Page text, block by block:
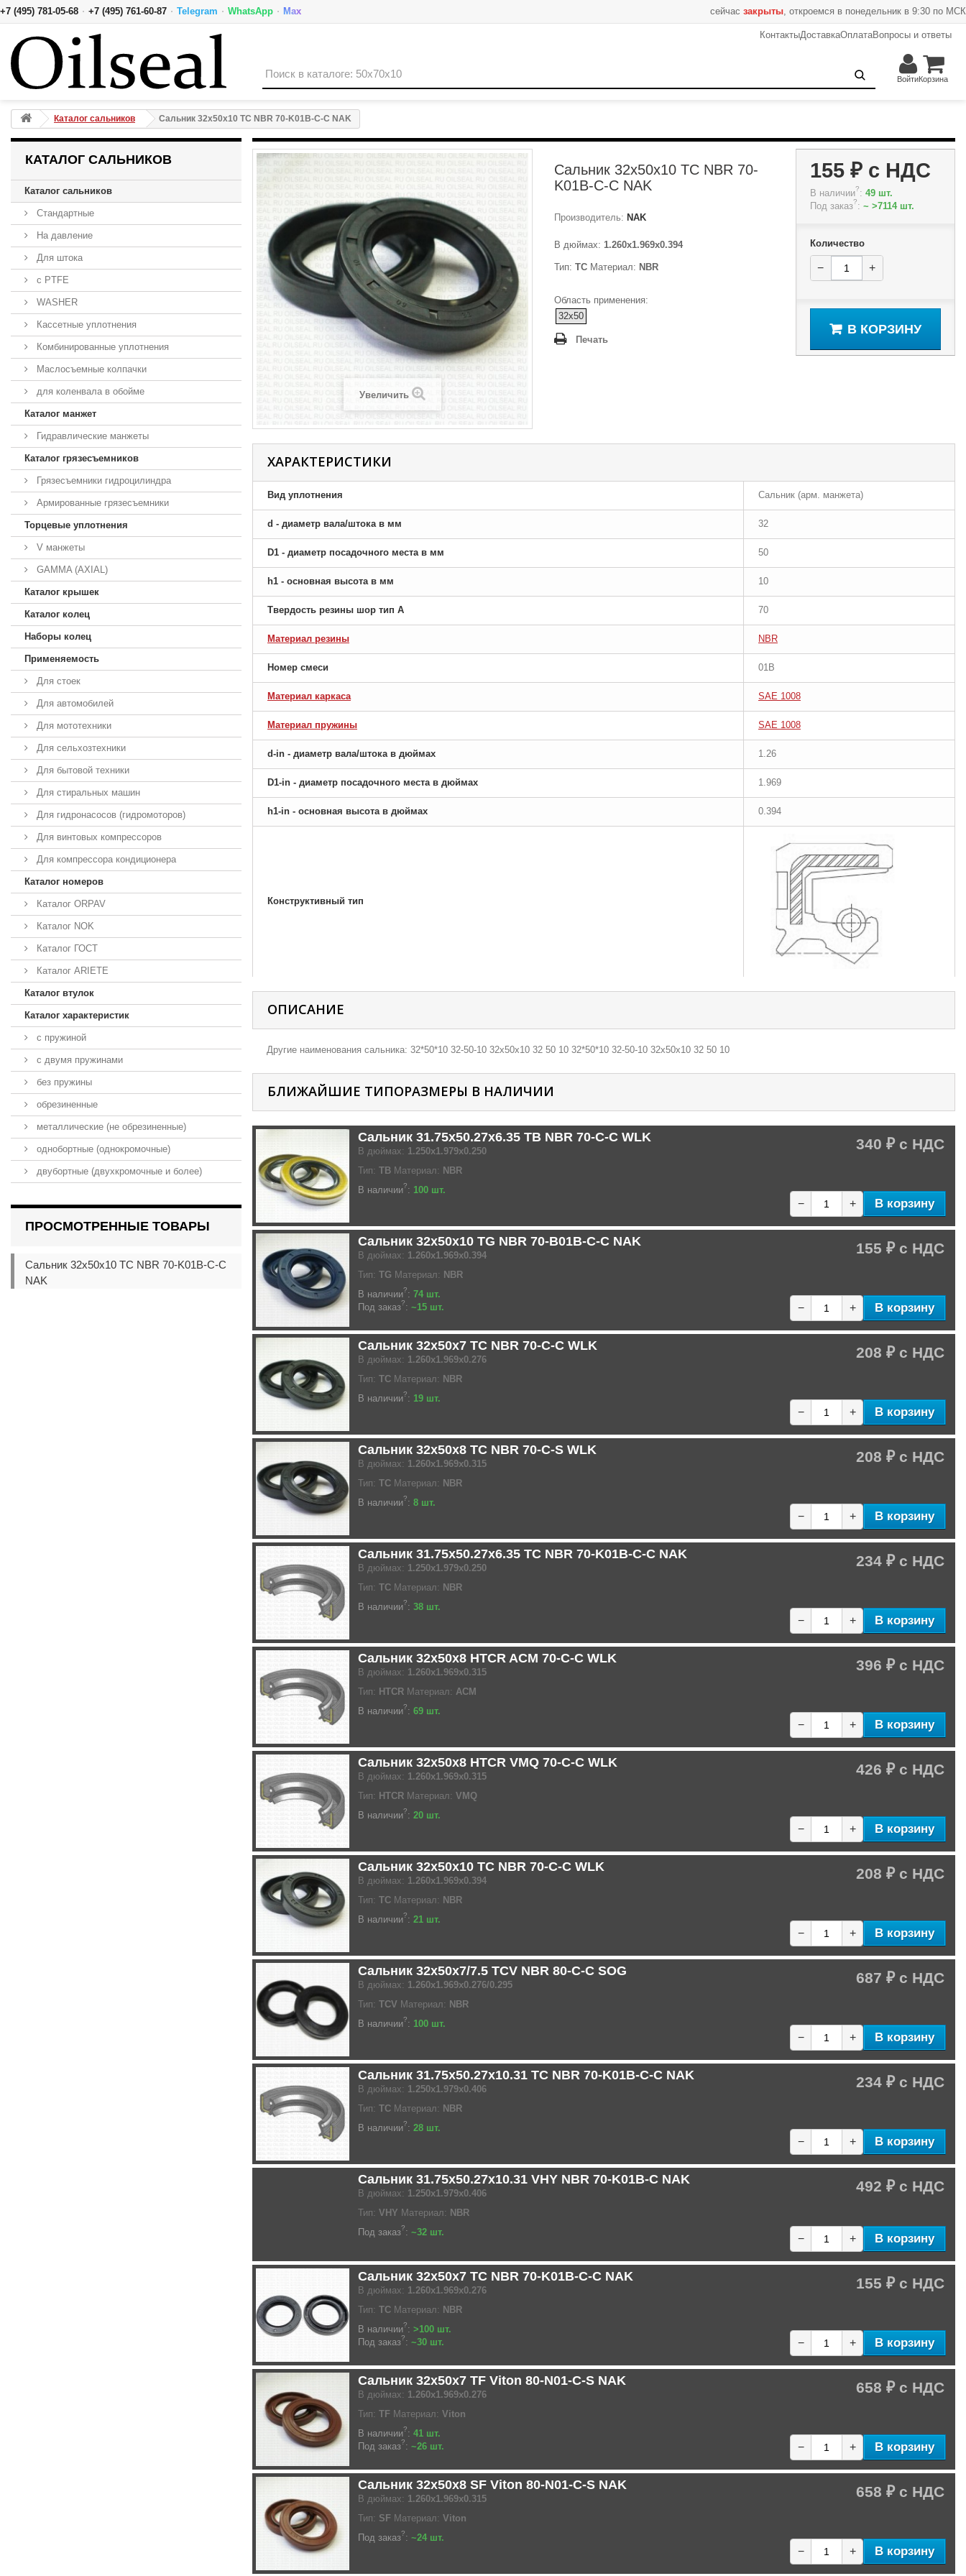
+7 (495) 781-05-68 · +7 (495) 761-60-87 · Telegram · WhatsApp · Max сейчас закрыты, откроемся в понедельник в 9:30 по МСК
КонтактыДоставкаОплатаВопросы и ответы
ВойтиКорзина
Каталог сальников Сальник 32x50x10 TC NBR 70-K01B-C-C NAK
КАТАЛОГ САЛЬНИКОВ
Каталог сальников
Стандартные
На давление
Для штока
с PTFE
WASHER
Кассетные уплотнения
Комбинированные уплотнения
Маслосъемные колпачки
для коленвала в обойме
Каталог манжет
Гидравлические манжеты
Каталог грязесъемников
Грязесъемники гидроцилиндра
Армированные грязесъемники
Торцевые уплотнения
V манжеты
GAMMA (AXIAL)
Каталог крышек
Каталог колец
Наборы колец
Применяемость
Для стоек
Для автомобилей
Для мототехники
Для сельхозтехники
Для бытовой техники
Для стиральных машин
Для гидронасосов (гидромоторов)
Для винтовых компрессоров
Для компрессора кондиционера
Каталог номеров
Каталог ORPAV
Каталог NOK
Каталог ГОСТ
Каталог ARIETE
Каталог втулок
Каталог характеристик
с пружиной
с двумя пружинами
без пружины
обрезиненные
металлические (не обрезиненные)
однобортные (однокромочные)
двубортные (двухкромочные и более)
ПРОСМОТРЕННЫЕ ТОВАРЫ
Сальник 32x50x10 TC NBR 70-K01B-C-C
NAK
Увеличить
Сальник 32x50x10 TC NBR 70-
K01B-C-C NAK
Производитель: NAK
В дюймах: 1.260x1.969x0.394
Тип: TC Материал: NBR
Область применения:
32x50
Печать
155 ₽с НДС
В наличии?: 49 шт.
Под заказ?: ~ >7114 шт.
Количество
− +
В КОРЗИНУ
Сальник 32x50x10 TC NBR 70-K01B-C-C NAK + В корзину
ХАРАКТЕРИСТИКИ
Вид уплотнения Сальник (арм. манжета)
d - диаметр вала/штока в мм 32
D1 - диаметр посадочного места в мм 50
h1 - основная высота в мм 10
Твердость резины шор тип A 70
Материал резины NBR
Номер смеси 01B
Материал каркаса SAE 1008
Материал пружины SAE 1008
d-in - диаметр вала/штока в дюймах 1.26
D1-in - диаметр посадочного места в дюймах 1.969
h1-in - основная высота в дюймах 0.394
Конструктивный тип
ОПИСАНИЕ
Другие наименования сальника: 32*50*10 32-50-10 32х50х10 32 50 10 32*50*10 32-50-10 32х50х10 32 50 10
БЛИЖАЙШИЕ ТИПОРАЗМЕРЫ В НАЛИЧИИ
Сальник 31.75x50.27x6.35 TB NBR 70-C-C WLK
В дюймах: 1.250x1.979x0.250
Тип: TB Материал: NBR
В наличии?: 100 шт.
340 ₽
− + В корзину
Сальник 32x50x10 TG NBR 70-B01B-C-C NAK
В дюймах: 1.260x1.969x0.394
Тип: TG Материал: NBR
В наличии?: 74 шт.
Под заказ?: ~15 шт.
155 ₽
− + В корзину
Сальник 32x50x7 TC NBR 70-C-C WLK
В дюймах: 1.260x1.969x0.276
Тип: TC Материал: NBR
В наличии?: 19 шт.
208 ₽
− + В корзину
Сальник 32x50x8 TC NBR 70-C-S WLK
В дюймах: 1.260x1.969x0.315
Тип: TC Материал: NBR
В наличии?: 8 шт.
208 ₽
− + В корзину
Сальник 31.75x50.27x6.35 TC NBR 70-K01B-C-C NAK
В дюймах: 1.250x1.979x0.250
Тип: TC Материал: NBR
В наличии?: 38 шт.
234 ₽
− + В корзину
Сальник 32x50x8 HTCR ACM 70-C-C WLK
В дюймах: 1.260x1.969x0.315
Тип: HTCR Материал: ACM
В наличии?: 69 шт.
396 ₽
− + В корзину
Сальник 32x50x8 HTCR VMQ 70-C-C WLK
В дюймах: 1.260x1.969x0.315
Тип: HTCR Материал: VMQ
В наличии?: 20 шт.
426 ₽
− + В корзину
Сальник 32x50x10 TC NBR 70-C-C WLK
В дюймах: 1.260x1.969x0.394
Тип: TC Материал: NBR
В наличии?: 21 шт.
208 ₽
− + В корзину
Сальник 32x50x7/7.5 TCV NBR 80-C-C SOG
В дюймах: 1.260x1.969x0.276/0.295
Тип: TCV Материал: NBR
В наличии?: 100 шт.
687 ₽
− + В корзину
Сальник 31.75x50.27x10.31 TC NBR 70-K01B-C-C NAK
В дюймах: 1.250x1.979x0.406
Тип: TC Материал: NBR
В наличии?: 28 шт.
234 ₽
− + В корзину
Сальник 31.75x50.27x10.31 VHY NBR 70-K01B-C NAK
В дюймах: 1.250x1.979x0.406
Тип: VHY Материал: NBR
Под заказ?: ~32 шт.
492 ₽
− + В корзину
Сальник 32x50x7 TC NBR 70-K01B-C-C NAK
В дюймах: 1.260x1.969x0.276
Тип: TC Материал: NBR
В наличии?: >100 шт.
Под заказ?: ~30 шт.
155 ₽
− + В корзину
Сальник 32x50x7 TF Viton 80-N01-C-S NAK
В дюймах: 1.260x1.969x0.276
Тип: TF Материал: Viton
В наличии?: 41 шт.
Под заказ?: ~26 шт.
658 ₽
− + В корзину
Сальник 32x50x8 SF Viton 80-N01-C-S NAK
В дюймах: 1.260x1.969x0.315
Тип: SF Материал: Viton
Под заказ?: ~24 шт.
658 ₽
− + В корзину